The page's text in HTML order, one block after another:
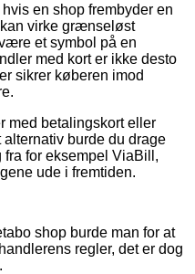
en shop frembyder en
virke grænseløst
et symbol på en
med kort er ikke desto
sikrer køberen imod
med betalingskort eller
burde du drage
for eksempel ViaBill,
ude i fremtiden.
shop burde man for at
regler, det er dog